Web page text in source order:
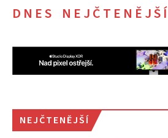
DNES NEJČTENĚJŠÍ
NEJČTENĚJŠÍ